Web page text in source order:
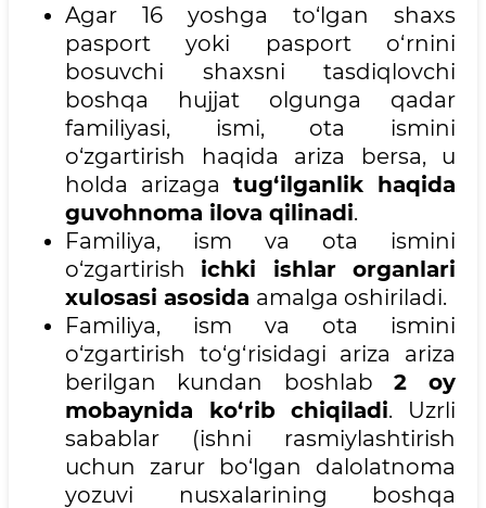
Agar 16 yoshga to‘lgan shaxs
pasport yoki pasport o‘rnini
bosuvchi shaxsni tasdiqlovchi
boshqa hujjat olgunga qadar
familiyasi, ismi, ota ismini
o‘zgartirish haqida ariza bersa, u
holda arizaga tug‘ilganlik haqida
guvohnoma ilova qilinadi.
Familiya, ism va ota ismini
o‘zgartirish ichki ishlar organlari
xulosasi asosida amalga oshiriladi.
Familiya, ism va ota ismini
o‘zgartirish to‘g‘risidagi ariza ariza
berilgan kundan boshlab 2 oy
mobaynida ko‘rib chiqiladi. Uzrli
sabablar (ishni rasmiylashtirish
uchun zarur bo‘lgan dalolatnoma
yozuvi nusxalarining boshqa